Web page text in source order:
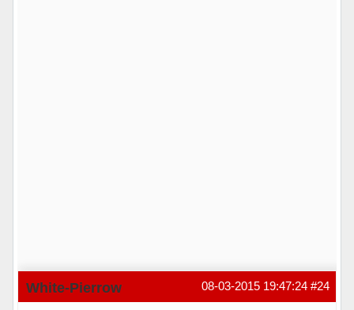
#24
08-03-2015 19:47:24
White-Pierrow